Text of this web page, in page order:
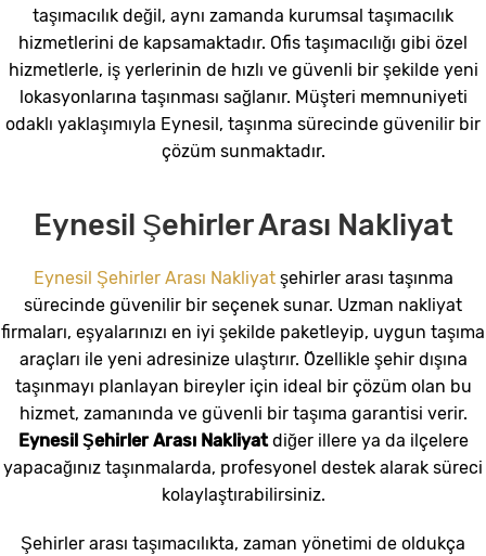
taşımacılık değil, aynı zamanda kurumsal taşımacılık
hizmetlerini de kapsamaktadır. Ofis taşımacılığı gibi özel
hizmetlerle, iş yerlerinin de hızlı ve güvenli bir şekilde yeni
lokasyonlarına taşınması sağlanır. Müşteri memnuniyeti
odaklı yaklaşımıyla Eynesil, taşınma sürecinde güvenilir bir
çözüm sunmaktadır.
Eynesil Şehirler Arası Nakliyat
Eynesil Şehirler Arası Nakliyat şehirler arası taşınma
sürecinde güvenilir bir seçenek sunar. Uzman nakliyat
firmaları, eşyalarınızı en iyi şekilde paketleyip, uygun taşıma
araçları ile yeni adresinize ulaştırır. Özellikle şehir dışına
taşınmayı planlayan bireyler için ideal bir çözüm olan bu
hizmet, zamanında ve güvenli bir taşıma garantisi verir.
Eynesil Şehirler Arası Nakliyatdiğer illere ya da ilçelere
yapacağınız taşınmalarda, profesyonel destek alarak süreci
kolaylaştırabilirsiniz.
Şehirler arası taşımacılıkta, zaman yönetimi de oldukça